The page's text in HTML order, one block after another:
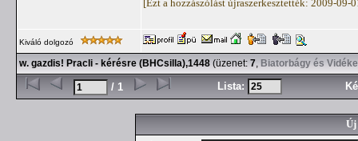
[Ezt a hozzászólást újraszerkesztették: 2009-09-
Kiváló dolgozó
w. gazdis! Pracli - kérésre (BHCsilla),1448 (üzenet: 7, Biatorbágy és
/ 1 Lista:
Új